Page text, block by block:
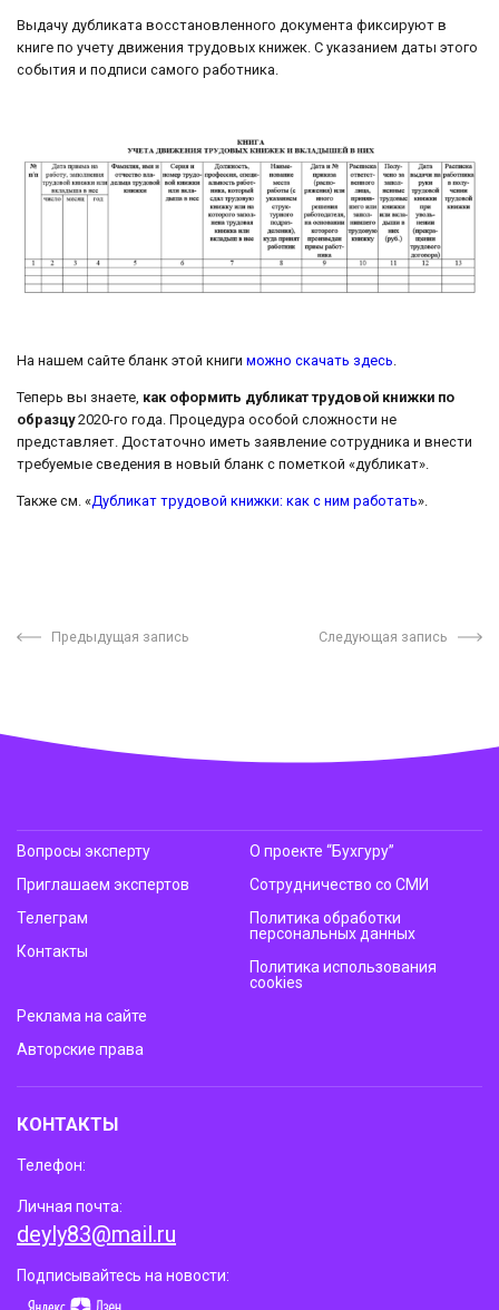
Выдачу дубликата восстановленного документа фиксируют в
книге по учету движения трудовых книжек. С указанием даты этого
события и подписи самого работника.
На нашем сайте бланк этой книги можно скачать здесь.
Теперь вы знаете, как оформить дубликат трудовой книжки по
образцу2020-го года. Процедура особой сложности не
представляет. Достаточно иметь заявление сотрудника и внести
требуемые сведения в новый бланк с пометкой «дубликат».
Также см. «Дубликат трудовой книжки: как с ним работать».
Предыдущая запись Следующая запись
Вопросы эксперту
Приглашаем экспертов
Телеграм
Контакты
О проекте “Бухгуру”
Сотрудничество со СМИ
Политика обработки
персональных данных
Политика использования
cookies
Реклама на сайте
Авторские права
КОНТАКТЫ
Телефон:
Личная почта:
deyly83@mail.ru
Подписывайтесь на новости: